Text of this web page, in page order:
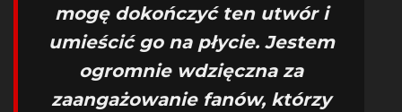
mogę dokończyć ten utwór i
umieścić go na płycie. Jestem
ogromnie wdzięczna za
zaangażowanie fanów, którzy